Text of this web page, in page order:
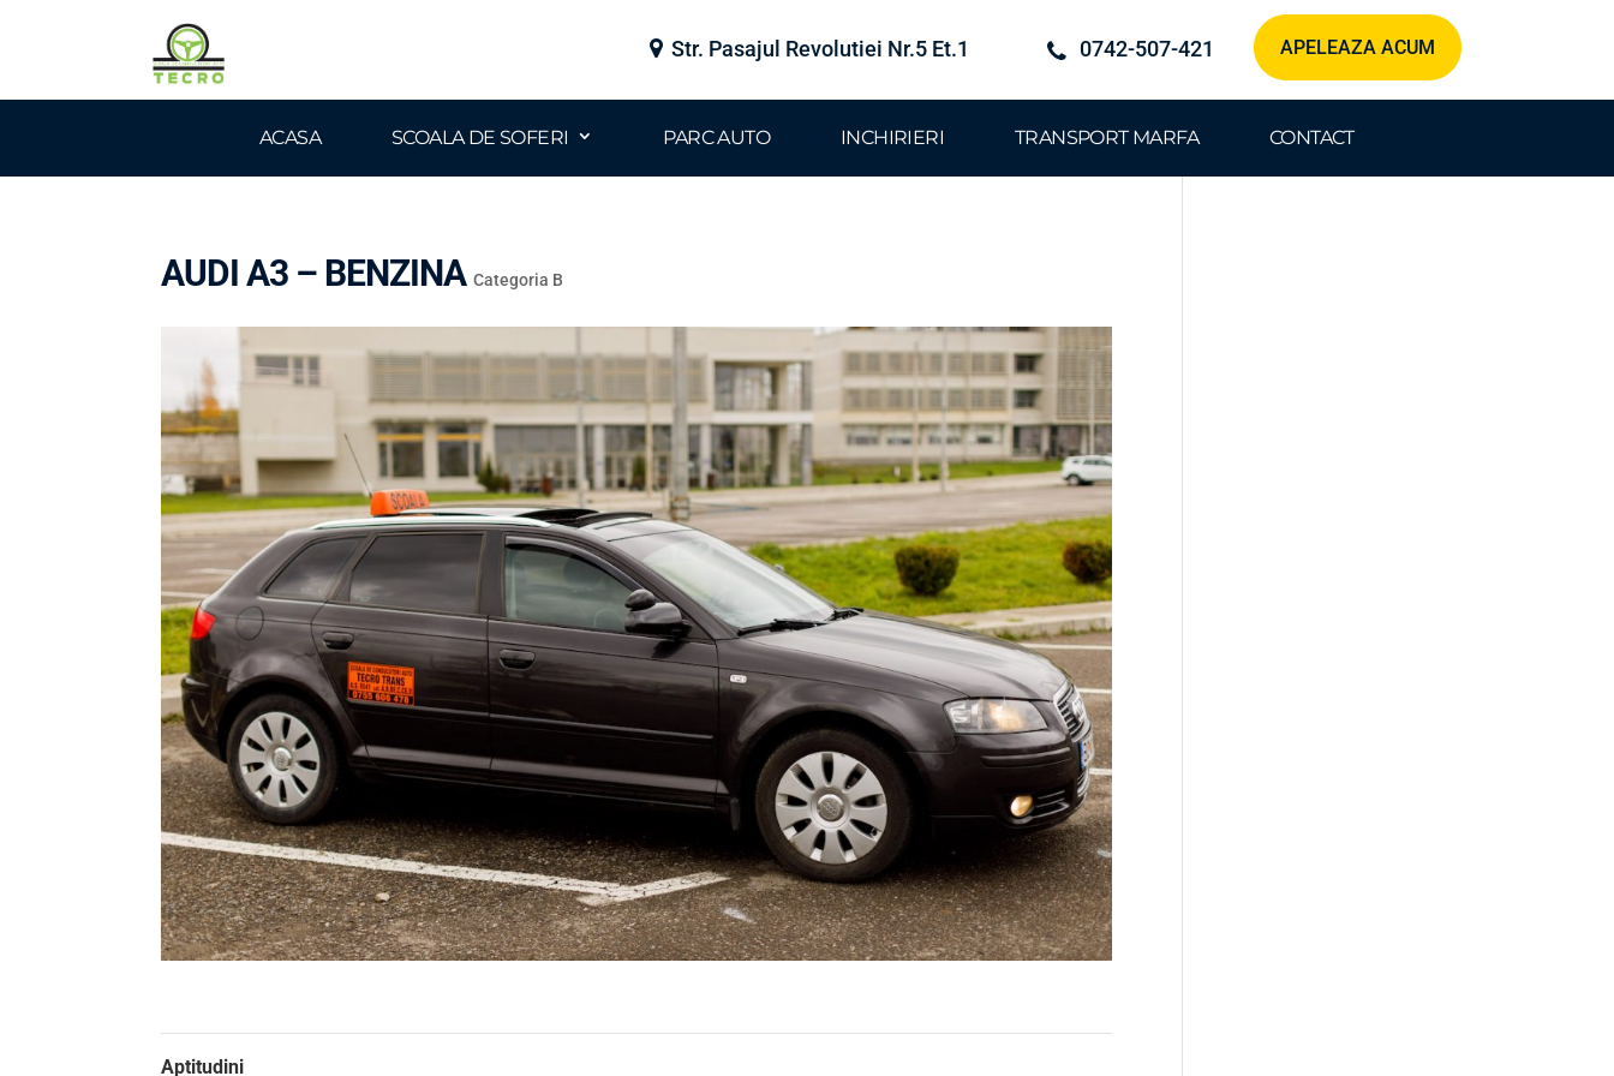
Str. Pasajul Revolutiei Nr.5 Et.1 0742-507-421 APELEAZA ACUM
ACASA SCOALA DE SOFERI PARC AUTO INCHIRIERI TRANSPORT MARFA CONTACT
AUDI A3 – BENZINA Categoria B
Aptitudini